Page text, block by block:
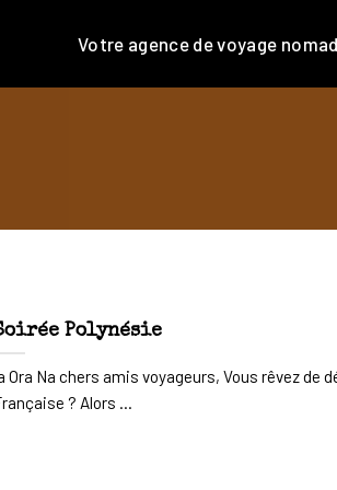
Votre agence de voyage
Polynésie
Ora Na chers amis voyageurs, Vous rêvez de
? Alors ...